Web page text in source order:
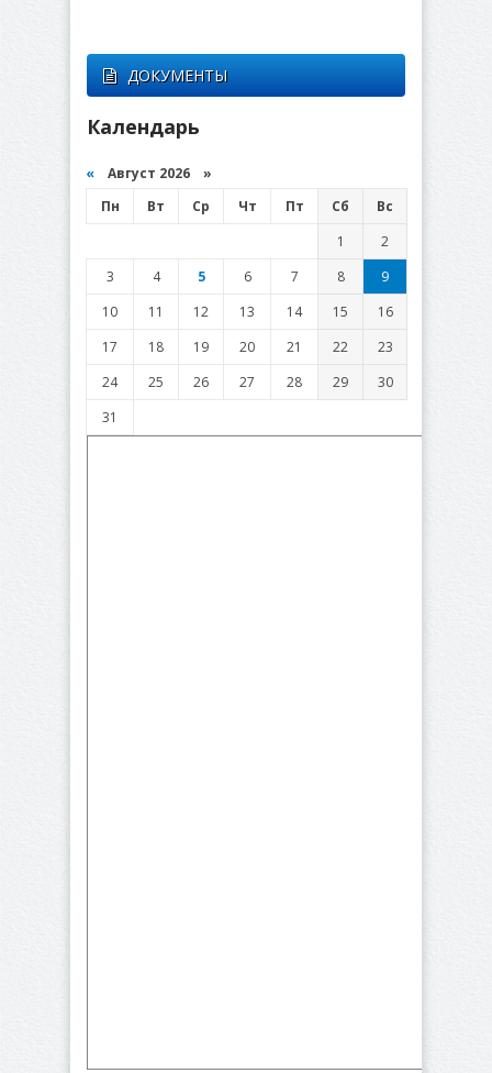
ДОКУМЕНТЫ
Календарь
« Август 2026 »
Пн
Вт Ср Чт Пт Сб
Вс
1
2
3
4 5 6 7 8
9
10
11 12 13 14 15
16
17
18 19 20 21 22
23
24
25 26 27 28 29
30
31